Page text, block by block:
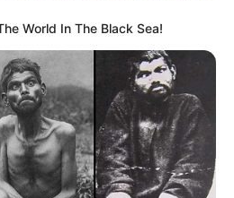
World In The Black Sea!